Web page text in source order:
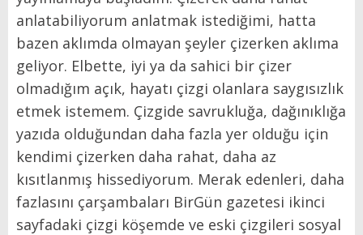
anlatabiliyorum anlatmak istediğimi, hatta
bazen aklımda olmayan şeyler çizerken aklıma
geliyor. Elbette, iyi ya da sahici bir çizer
olmadığım açık, hayatı çizgi olanlara saygısızlık
etmek istemem. Çizgide savrukluğa, dağınıklığa
yazıda olduğundan daha fazla yer olduğu için
kendimi çizerken daha rahat, daha az
kısıtlanmış hissediyorum. Merak edenleri, daha
fazlasını çarşambaları BirGün gazetesi ikinci
sayfadaki çizgi köşemde ve eski çizgileri sosyal